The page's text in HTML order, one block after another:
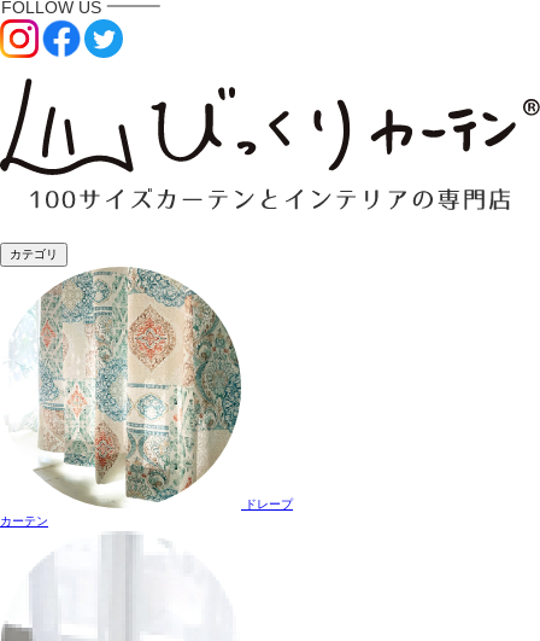
カテゴリ
ドレープ
カーテン